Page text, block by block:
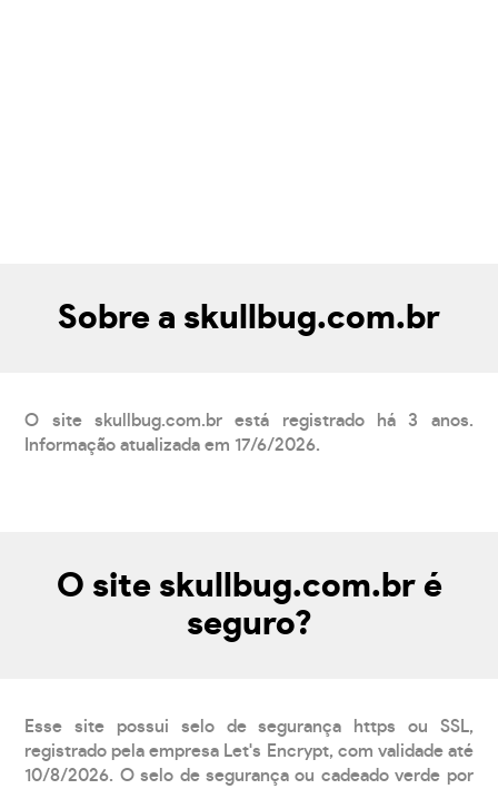
Sobre a skullbug.com.br
O site skullbug.com.br está registrado há 3 anos.
Informação atualizada em 17/6/2026.
O site skullbug.com.br é
seguro?
Esse site possui selo de segurança https ou SSL,
registrado pela empresa Let's Encrypt, com validade até
10/8/2026. O selo de segurança ou cadeado verde por